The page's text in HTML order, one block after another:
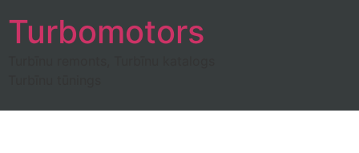
Turbomotors